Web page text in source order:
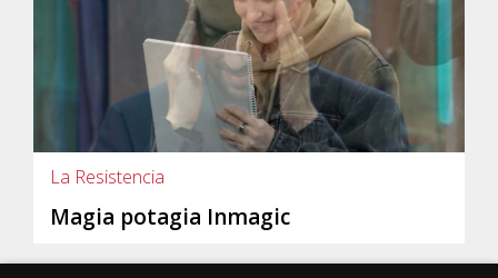
La Resistencia
Magia potagia Inmagic